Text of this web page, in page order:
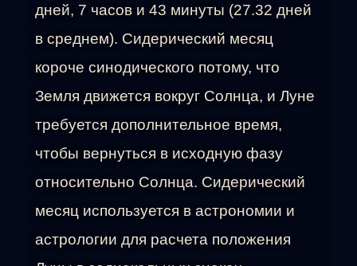
дней, 7 часов и 43 минуты (27.32 дней
в среднем). Сидерический месяц
короче синодического потому, что
Земля движется вокруг Солнца, и Луне
требуется дополнительное время,
чтобы вернуться в исходную фазу
относительно Солнца. Сидерический
месяц используется в астрономии и
астрологии для расчета положения